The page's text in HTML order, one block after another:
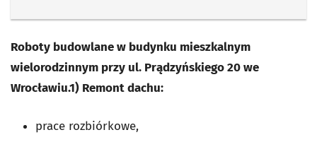
Roboty budowlane w budynku mieszkalnym
wielorodzinnym przy ul. Prądzyńskiego 20 we
Wrocławiu.1) Remont dachu:
prace rozbiórkowe,